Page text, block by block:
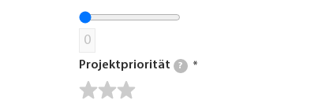
0
Projektpriorität ?